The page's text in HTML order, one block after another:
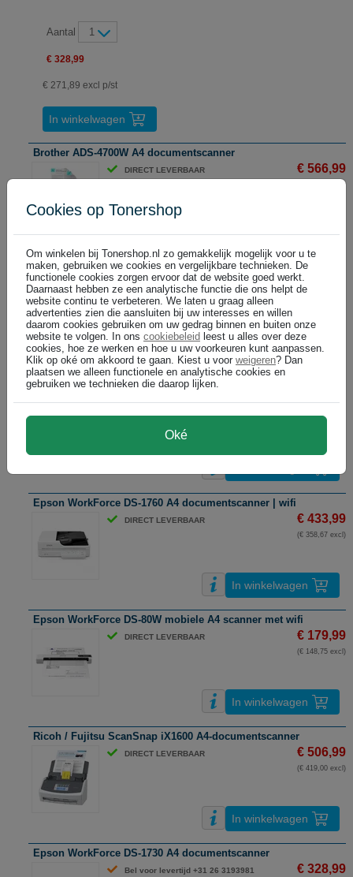
Aantal 1
€ 328,99
€ 271,89 excl p/st
In winkelwagen
Brother ADS-4700W A4 documentscanner
DIRECT LEVERBAAR € 566,99
(€ 468,59 excl)
In winkelwagen
Canon CanoScan LiDE 400 A4 flatbedscanner
DIRECT LEVERBAAR € 90,99
In winkelwagen
Epson Perfection V39II A4 flatbedscanner
DIRECT LEVERBAAR € 103,99
(€ 85,94 excl)
Epson WorkForce DS-1760 A4 documentscanner | wifi
DIRECT LEVERBAAR € 433,99
(€ 358,67 excl)
In winkelwagen
Epson WorkForce DS-80W mobiele A4 scanner met wifi
DIRECT LEVERBAAR € 179,99
(€ 148,75 excl)
In winkelwagen
Ricoh / Fujitsu ScanSnap iX1600 A4-documentscanner
DIRECT LEVERBAAR € 506,99
(€ 419,00 excl)
In winkelwagen
Epson WorkForce DS-1730 A4 documentscanner
Bel voor levertijd +31 26 3193981 € 328,99
Cookies op Tonershop
Om winkelen bij Tonershop.nl zo gemakkelijk mogelijk voor u te
maken, gebruiken we cookies en vergelijkbare technieken. De
functionele cookies zorgen ervoor dat de website goed werkt.
Daarnaast hebben ze een analytische functie die ons helpt de
website continu te verbeteren. We laten u graag alleen
advertenties zien die aansluiten bij uw interesses en willen
daarom cookies gebruiken om uw gedrag binnen en buiten onze
website te volgen. In ons cookiebeleid leest u alles over deze
cookies, hoe ze werken en hoe u uw voorkeuren kunt aanpassen.
Klik op oké om akkoord te gaan. Kiest u voor weigeren? Dan
plaatsen we alleen functionele en analytische cookies en
gebruiken we technieken die daarop lijken.
Oké